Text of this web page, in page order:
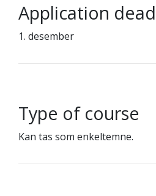
Application
1. desember
Type of course
Kan tas som enkeltemne.